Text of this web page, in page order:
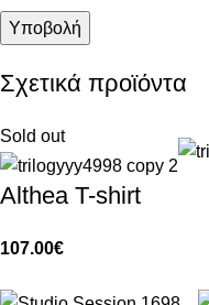
Σχετικά προϊόντα
Sold out
Althea T-shirt
107.00€